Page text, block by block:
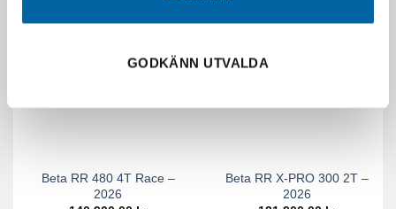
GODKÄNN UTVALDA
Beta RR 480 4T Race –
2026
Beta RR X-PRO 300 2T –
2026